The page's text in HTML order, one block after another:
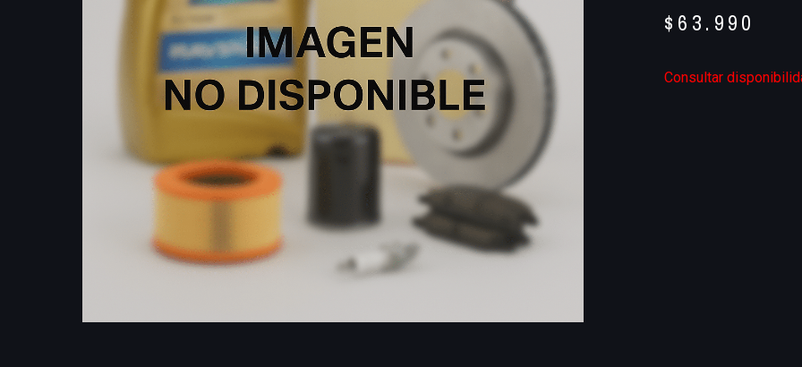
$ 63.990
Consultar